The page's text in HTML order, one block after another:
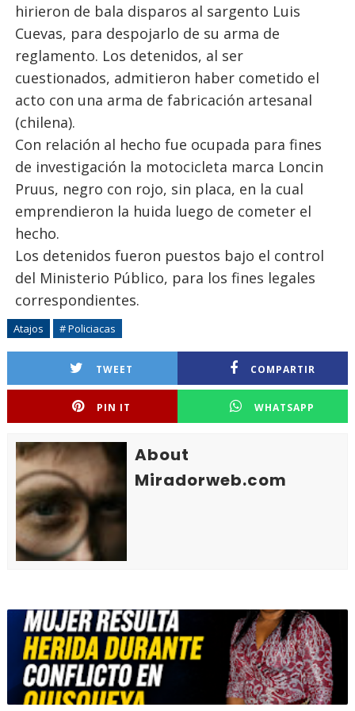
hirieron de bala disparos al sargento Luis
Cuevas, para despojarlo de su arma de
reglamento. Los detenidos, al ser
cuestionados, admitieron haber cometido el
acto con una arma de fabricación artesanal
(chilena).
Con relación al hecho fue ocupada para fines
de investigación la motocicleta marca Loncin
Pruus, negro con rojo, sin placa, en la cual
emprendieron la huida luego de cometer el
hecho.
Los detenidos fueron puestos bajo el control
del Ministerio Público, para los fines legales
correspondientes.
Atajos # Policiacas
TWEET COMPARTIR
PIN IT WHATSAPP
About
Miradorweb.com